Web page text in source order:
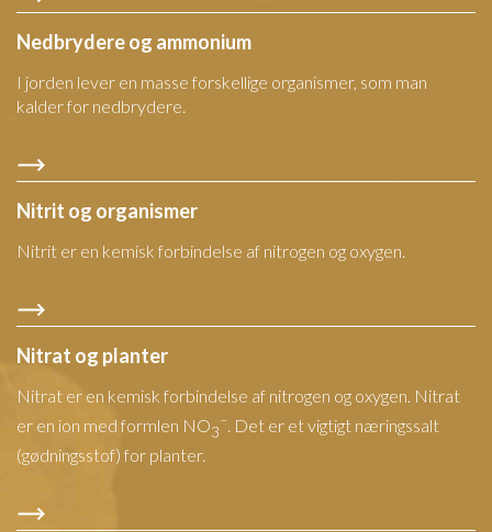
Nedbrydere og ammonium
I jorden lever en masse forskellige organismer, som man
kalder for nedbrydere.
Nitrit og organismer
Nitrit er en kemisk forbindelse af nitrogen og oxygen.
Nitrat og planter
Nitrat er en kemisk forbindelse af nitrogen og oxygen. Nitrat
er en ion med formlen NO3
–. Det er et vigtigt næringssalt
(gødningsstof) for planter.